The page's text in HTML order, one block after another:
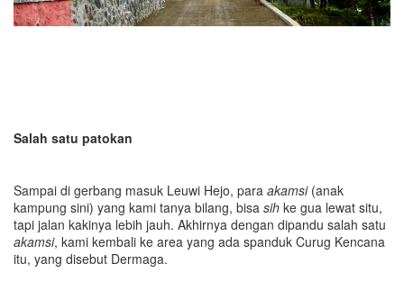
Salah satu patokan
Sampai di gerbang masuk Leuwi Hejo, para akamsi (anak
kampung sini) yang kami tanya bilang, bisa sih ke gua lewat situ,
tapi jalan kakinya lebih jauh. Akhirnya dengan dipandu salah satu
akamsi, kami kembali ke area yang ada spanduk Curug Kencana
itu, yang disebut Dermaga.